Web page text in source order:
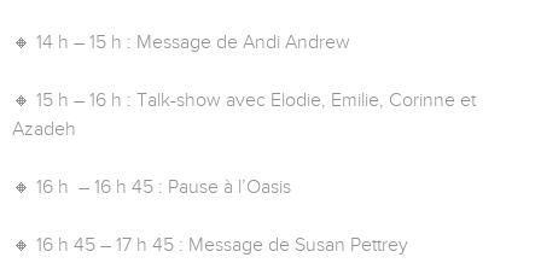
🔸 14 h – 15 h : Message de Andi Andrew
🔸 15 h – 16 h : Talk-show avec Elodie, Emilie, Corinne et
Azadeh
🔸 16 h – 16 h 45 : Pause à l’Oasis
🔸 16 h 45 – 17 h 45 : Message de Susan Pettrey